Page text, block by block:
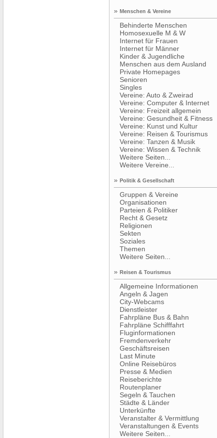
» Menschen & Vereine
Behinderte Menschen
Homosexuelle M & W
Internet für Frauen
Internet für Männer
Kinder & Jugendliche
Menschen aus dem Ausland
Private Homepages
Senioren
Singles
Vereine: Auto & Zweirad
Vereine: Computer & Internet
Vereine: Freizeit allgemein
Vereine: Gesundheit & Fitness
Vereine: Kunst und Kultur
Vereine: Reisen & Tourismus
Vereine: Tanzen & Musik
Vereine: Wissen & Technik
Weitere Seiten...
Weitere Vereine...
» Politik & Gesellschaft
Gruppen & Vereine
Organisationen
Parteien & Politiker
Recht & Gesetz
Religionen
Sekten
Soziales
Themen
Weitere Seiten...
» Reisen & Tourismus
Allgemeine Informationen
Angeln & Jagen
City-Webcams
Dienstleister
Fahrpläne Bus & Bahn
Fahrpläne Schifffahrt
Fluginformationen
Fremdenverkehr
Geschäftsreisen
Last Minute
Online Reisebüros
Presse & Medien
Reiseberichte
Routenplaner
Segeln & Tauchen
Städte & Länder
Unterkünfte
Veranstalter & Vermittlung
Veranstaltungen & Events
Weitere Seiten...